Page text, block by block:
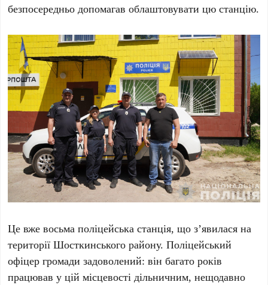
безпосередньо допомагав облаштовувати цю станцію.
Це вже восьма поліцейська станція, що з’явилася на
території Шосткинського району. Поліцейський
офіцер громади задоволений: він багато років
працював у цій місцевості дільничним, нещодавно